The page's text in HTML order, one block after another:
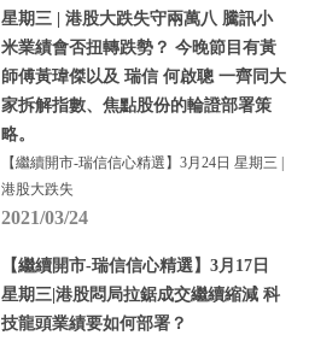
星期三 | 港股大跌失守兩萬八 騰訊小
米業績會否扭轉跌勢？ 今晚節目有黃
師傅黃瑋傑以及 瑞信 何啟聰 一齊同大
家拆解指數、焦點股份的輪證部署策
略。
【繼續開市-瑞信信心精選】3月24日 星期三 |
港股大跌失
2021/03/24
【繼續開市-瑞信信心精選】3月17日
星期三|港股悶局拉鋸成交繼續縮減 科
技龍頭業績要如何部署？